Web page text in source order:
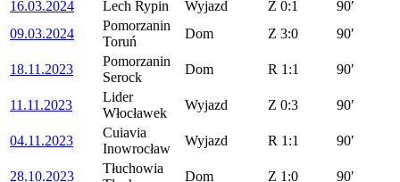
16.03.2024
Lech Rypin Wyjazd Z 0:1
90′
09.03.2024
Pomorzanin
Toruń
Dom Z 3:0 90′
18.11.2023
Pomorzanin
Serock
Dom R 1:1 90′
11.11.2023
Lider
Włocławek
Wyjazd Z 0:3 90′
04.11.2023
Cuiavia
Inowrocław
Wyjazd R 1:1 90′
28.10.2023
Tłuchowia
Dom Z 1:0 90′